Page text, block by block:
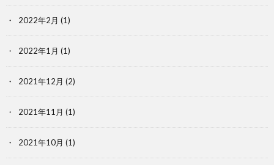
2022年2月 (1)
2022年1月 (1)
2021年12月 (2)
2021年11月 (1)
2021年10月 (1)